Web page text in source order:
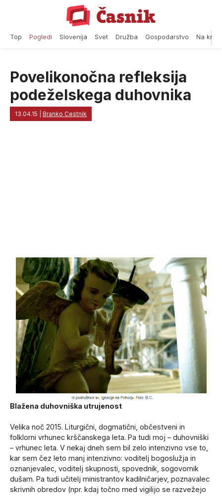
Top Pogledi Slovenija Svet Družba Gospodarstvo Na
Povelikonočna refleksija
podeželskega duhovnika
13.04.15 Branko Cestnik
Blažena duhovniška utrujenost
Velika noč 2015. Liturgični, dogmatični, občestveni in
folklorni vrhunec krščanskega leta. Pa tudi moj – duhovniški
– vrhunec leta. V nekaj dneh sem bil zelo intenzivno vse to,
kar sem čez leto manj intenzivno: voditelj bogoslužja in
oznanjevalec, voditelj skupnosti, spovednik, sogovornik
dušam. Pa tudi učitelj ministrantov kadilničarjev, poznavalec
skrivnih obredov (npr. kdaj točno med vigilijo se razvežejo